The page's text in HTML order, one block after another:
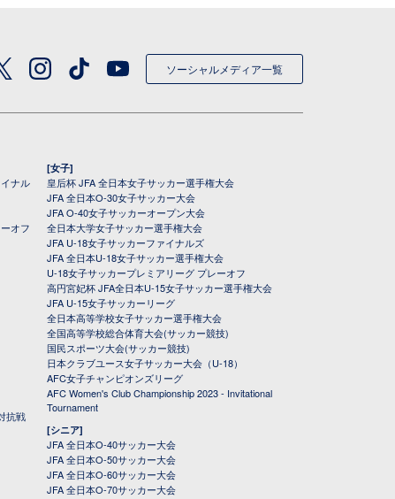
ソーシャルメディア一覧
ナル
オフ
抗戦
[女子]
皇后杯 JFA 全日本女子サッカー選手権大会
JFA 全日本O-30女子サッカー大会
JFA O-40女子サッカーオープン大会
全日本大学女子サッカー選手権大会
JFA U-18女子サッカーファイナルズ
JFA 全日本U-18女子サッカー選手権大会
U-18女子サッカープレミアリーグ プレーオフ
高円宮妃杯 JFA全日本U-15女子サッカー選手権大会
JFA U-15女子サッカーリーグ
全日本高等学校女子サッカー選手権大会
全国高等学校総合体育大会(サッカー競技)
国民スポーツ大会(サッカー競技)
日本クラブユース女子サッカー大会（U-18）
AFC女子チャンピオンズリーグ
AFC Women's Club Championship 2023 - Invitational
Tournament
[シニア]
JFA 全日本O-40サッカー大会
JFA 全日本O-50サッカー大会
JFA 全日本O-60サッカー大会
JFA 全日本O-70サッカー大会